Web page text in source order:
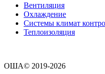
Вентиляция
Охлаждение
Системы климат
Теплоизоляция
ОША© 2019-2026